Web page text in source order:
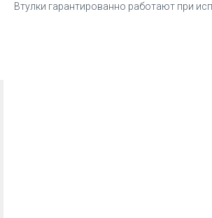
Втулки гарантированно работают при